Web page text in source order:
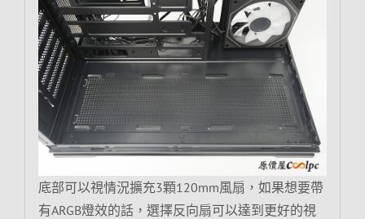
底部可以視情況擴充3顆120mm風扇，如果想要帶
有ARGB燈效的話，選擇反向扇可以達到更好的視